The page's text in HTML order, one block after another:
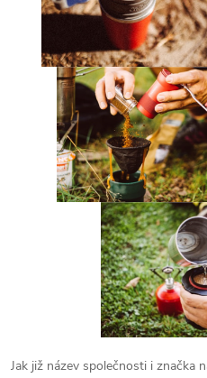
Jak již název společnosti i značka